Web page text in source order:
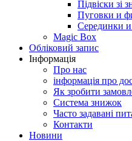
Підвіски зі
Пуговки и
Серединки
Magic Box
Обліковий запис
Інформація
Про нас
інформація про
Як зробити
Система знижок
Часто задавані
Контакти
Новини